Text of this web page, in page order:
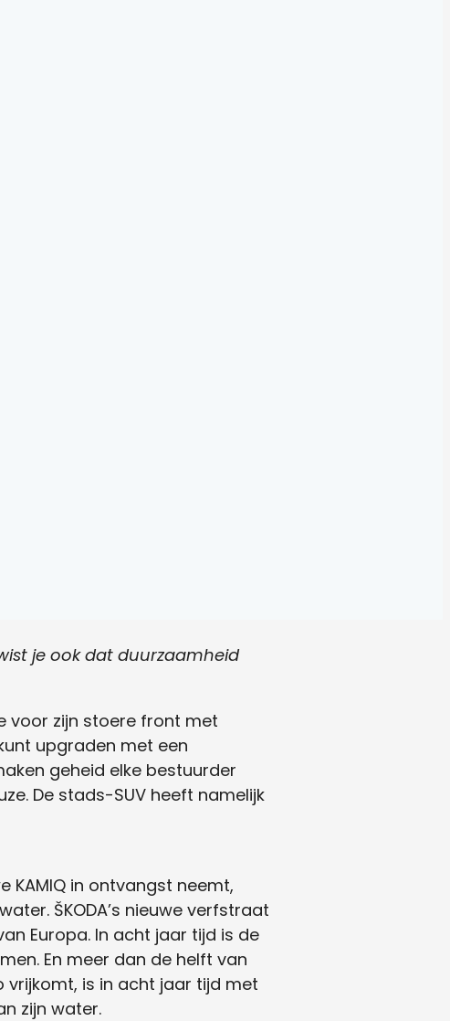
je ook dat duurzaamheid
voor zijn stoere front met
upgraden met een
geheid elke bestuurder
De stads-SUV heeft namelijk
KAMIQ in ontvangst neemt,
ŠKODA’s nieuwe verfstraat
Europa. In acht jaar tijd is de
En meer dan de helft van
vrijkomt, is in acht jaar tijd met
zijn water.